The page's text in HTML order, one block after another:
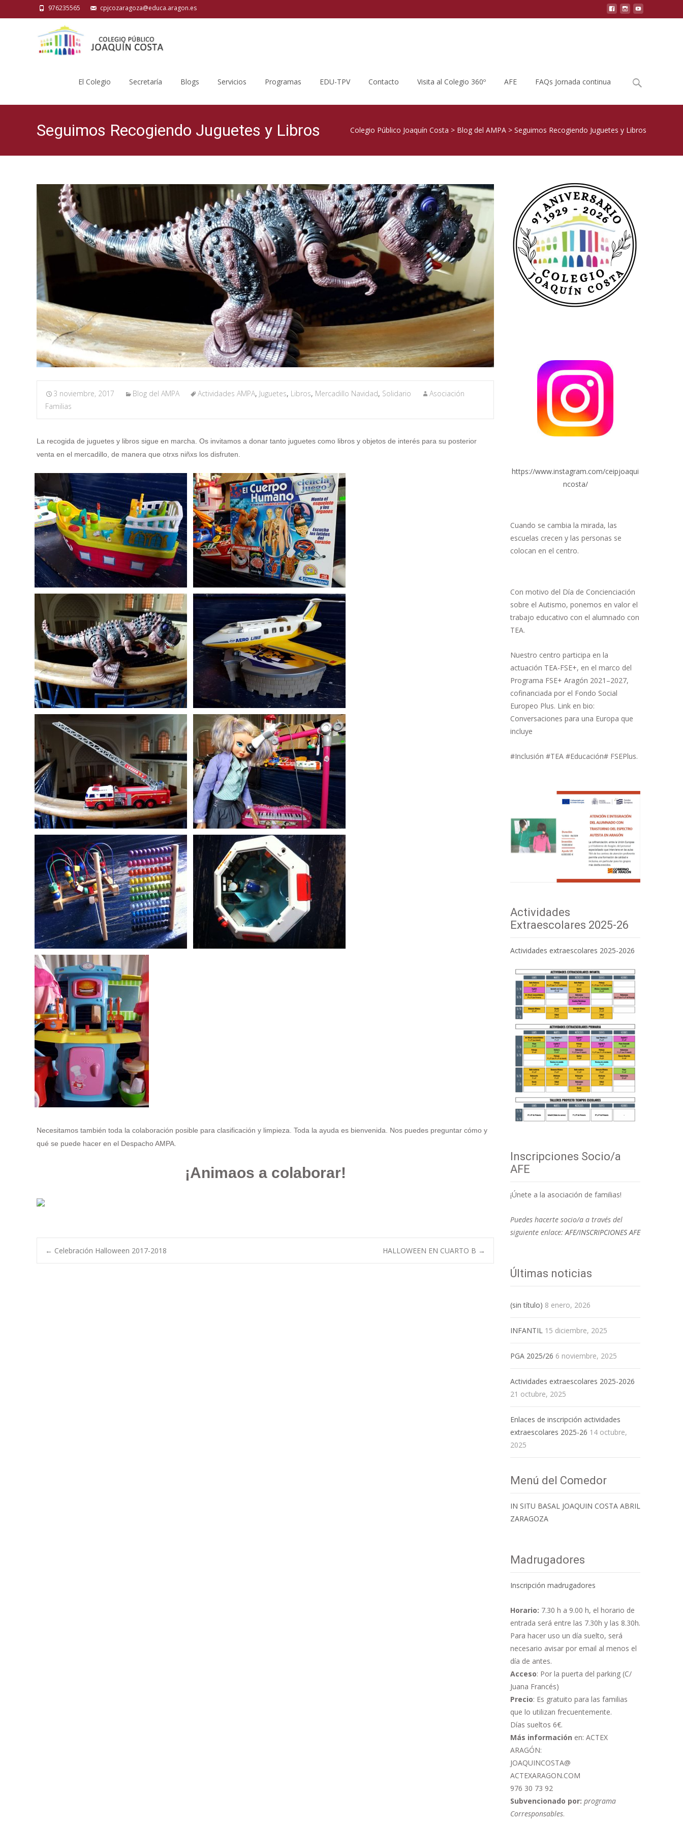
976235565 cpjcozaragoza@educa.aragon.es
El Colegio Secretaría Blogs Servicios Programas EDU-TPV Contacto Visita al Colegio 360º AFE FAQs Jornada continua
Buscar
por:
Seguimos Recogiendo Juguetes y Libros Colegio Público Joaquín Costa > Blog del AMPA > Seguimos Recogiendo Juguetes y Libros
3 noviembre, 2017 Blog del AMPA Actividades AMPA, Juguetes, Libros, Mercadillo Navidad, Solidario
Asociación
Familias
La recogida de juguetes y libros sigue en marcha. Os invitamos a donar tanto juguetes como libros y objetos de interés para su posterior
venta en el mercadillo, de manera que otrxs niñxs los disfruten.
Necesitamos también toda la colaboración posible para clasificación y limpieza. Toda la ayuda es bienvenida. Nos puedes preguntar cómo y
qué se puede hacer en el Despacho AMPA.
¡Animaos a colaborar!
Navegación
← Celebración Halloween 2017-2018 HALLOWEEN EN CUARTO B →
https://www.instagram.com/ceipjoaqui
ncosta/
Cuando se cambia la mirada, las
escuelas crecen y las personas se
colocan en el centro.
Con motivo del Día de Concienciación
sobre el Autismo, ponemos en valor el
trabajo educativo con el alumnado con
TEA.
Nuestro centro participa en la
actuación TEA-FSE+, en el marco del
Programa FSE+ Aragón 2021–2027,
cofinanciada por el Fondo Social
Europeo Plus. Link en bio:
Conversaciones para una Europa que
incluye
#Inclusión #TEA #Educación# FSEPlus.
Actividades
Extraescolares 2025-26
Actividades extraescolares 2025-2026
Inscripciones Socio/a
AFE
¡Únete a la asociación de familias!
Puedes hacerte socio/a a través del
siguiente enlace:AFE/INSCRIPCIONES AFE
Últimas noticias
(sin título) 8 enero, 2026
INFANTIL 15 diciembre, 2025
PGA 2025/26 6 noviembre, 2025
Actividades extraescolares 2025-2026
21 octubre, 2025
Enlaces de inscripción actividades
extraescolares 2025-26 14 octubre,
2025
Menú del Comedor
IN SITU BASAL JOAQUIN COSTA ABRIL
ZARAGOZA
Madrugadores
Inscripción madrugadores
Horario: 7.30 h a 9.00 h, el horario de
entrada será entre las 7.30h y las 8.30h.
Para hacer uso un día suelto, será
necesario avisar por email al menos el
día de antes.
Acceso: Por la puerta del parking (C/
Juana Francés)
Precio: Es gratuito para las familias
que lo utilizan frecuentemente.
Días sueltos 6€.
Más información en: ACTEX
ARAGÓN:
JOAQUINCOSTA@
ACTEXARAGON.COM
976 30 73 92
Subvencionado por: programa
Corresponsables.